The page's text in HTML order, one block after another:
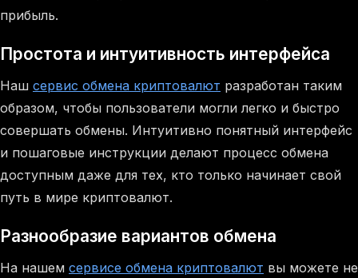
прибыль.
Простота и интуитивность интерфейса
Наш сервис обмена криптовалют разработан таким
образом, чтобы пользователи могли легко и быстро
совершать обмены. Интуитивно понятный интерфейс
и пошаговые инструкции делают процесс обмена
доступным даже для тех, кто только начинает свой
путь в мире криптовалют.
Разнообразие вариантов обмена
На нашем сервисе обмена криптовалют вы можете не